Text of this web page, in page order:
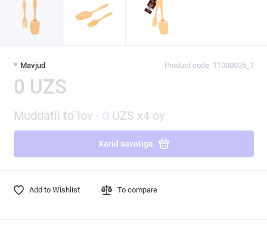
Mavjud Product code: 11000035_1
0 UZS
Muddatli to`lov - 0 UZS x4 oy
Xarid savatiga
Add to Wishlist To compare